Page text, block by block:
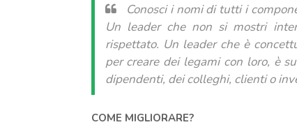
Conosci i nomi di tutti i
Un leader che non si mostri
rispettato. Un leader che è
per creare dei legami con loro, è
dipendenti, dei colleghi, clienti o
COME MIGLIORARE?